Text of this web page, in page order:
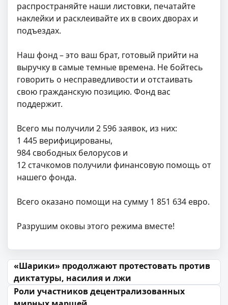
распространяйте наши листовки, печатайте
наклейки и расклеивайте их в своих дворах и
подъездах.
Наш фонд – это ваш брат, готовый прийти на
выручку в самые темные времена. Не бойтесь
говорить о несправедливости и отстаивать
свою гражданскую позицию. Фонд вас
поддержит.
Всего мы получили 2 596 заявок, из них:
1 445 верифицированы,
984 свободных белорусов и
12 стачкомов получили финансовую помощь от
нашего фонда.
Всего оказано помощи на сумму 1 851 634 евро.
Разрушим оковы этого режима вместе!
Навігацыя па запісах
«Шарики» продолжают протестовать против
диктатуры, насилия и лжи
Роли участников децентрализованных